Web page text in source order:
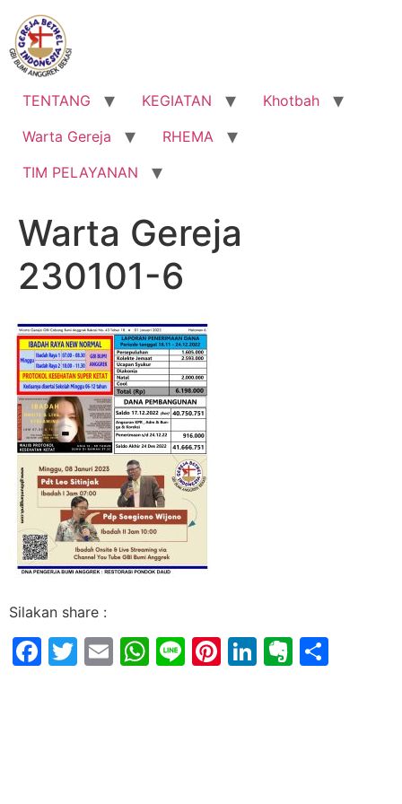
Lewati
konten
TENTANG KEGIATAN
Khotbah
Warta Gereja
RHEMA
TIM PELAYANAN
Warta Gereja
230101-6
Silakan share :
Facebook
Twitter
EmailWhatsApp
LinePinterest
LinkedIn